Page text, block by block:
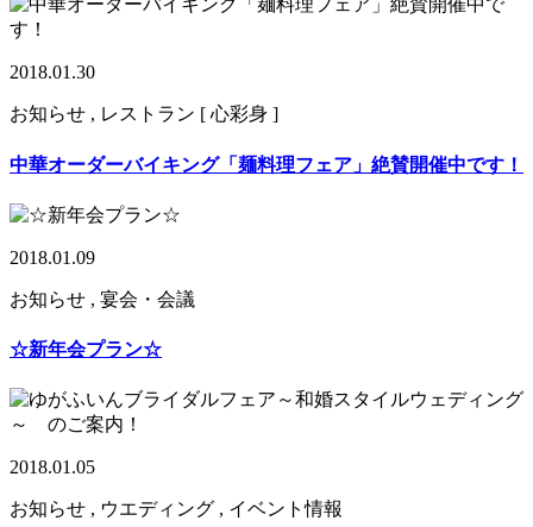
2018.01.30
お知らせ , レストラン [ 心彩身 ]
中華オーダーバイキング「麺料理フェア」絶賛開催中です！
2018.01.09
お知らせ , 宴会・会議
☆新年会プラン☆
2018.01.05
お知らせ , ウエディング , イベント情報